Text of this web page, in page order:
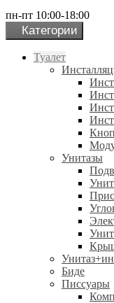
пн-пт 10:00-18:00
Категории
Туалет
Унитазы
Биде
Писсуары